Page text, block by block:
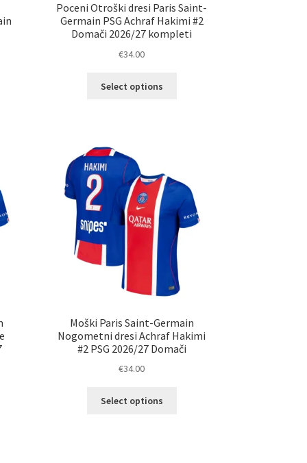
Poceni Otroški dresi Paris Saint-
Germain PSG Achraf Hakimi #2
Domači 2026/27 kompleti
€34.00
Select options
izberete
na
strani
izdelka
Moški Paris Saint-Germain
Nogometni dresi Achraf Hakimi
#2 PSG 2026/27 Domači
€34.00
Select options